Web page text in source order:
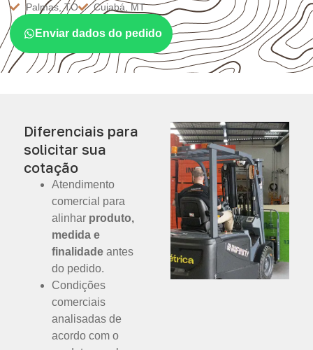
Palmas, TO
Cuiabá, MT
Enviar dados do pedido
Diferenciais para
solicitar sua
cotação
Atendimento
comercial para
alinhar produto,
medida e
finalidade antes
do pedido.
Condições
comerciais
analisadas de
acordo com o